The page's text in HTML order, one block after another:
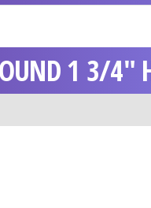
1 3/4″